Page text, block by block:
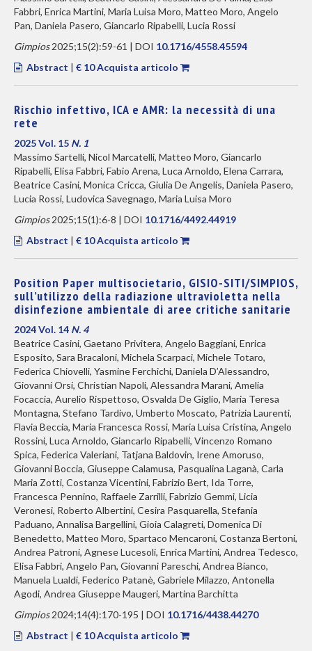
Fabbri, Enrica Martini, Maria Luisa Moro, Matteo Moro, Angelo
Pan, Daniela Pasero, Giancarlo Ripabelli, Lucia Rossi
Gimpios2025;15(2):59-61 | DOI 10.1716/4558.45594
Abstract | € 10 Acquista articolo
Rischio infettivo, ICA e AMR: la necessità di una
rete
2025 Vol. 15 N. 1
Massimo Sartelli, Nicol Marcatelli, Matteo Moro, Giancarlo
Ripabelli, Elisa Fabbri, Fabio Arena, Luca Arnoldo, Elena Carrara,
Beatrice Casini, Monica Cricca, Giulia De Angelis, Daniela Pasero,
Lucia Rossi, Ludovica Savegnago, Maria Luisa Moro
Gimpios2025;15(1):6-8 | DOI 10.1716/4492.44919
Abstract | € 10 Acquista articolo
Position Paper multisocietario, GISIO-SITI/SIMPIOS,
sull’utilizzo della radiazione ultravioletta nella
disinfezione ambientale di aree critiche sanitarie
2024 Vol. 14 N. 4
Beatrice Casini, Gaetano Privitera, Angelo Baggiani, Enrica
Esposito, Sara Bracaloni, Michela Scarpaci, Michele Totaro,
Federica Chiovelli, Yasmine Ferchichi, Daniela D’Alessandro,
Giovanni Orsi, Christian Napoli, Alessandra Marani, Amelia
Focaccia, Aurelio Rispettoso, Osvalda De Giglio, Maria Teresa
Montagna, Stefano Tardivo, Umberto Moscato, Patrizia Laurenti,
Flavia Beccia, Maria Francesca Rossi, Maria Luisa Cristina, Angelo
Rossini, Luca Arnoldo, Giancarlo Ripabelli, Vincenzo Romano
Spica, Federica Valeriani, Tatjana Baldovin, Irene Amoruso,
Giovanni Boccia, Giuseppe Calamusa, Pasqualina Laganà, Carla
Maria Zotti, Costanza Vicentini, Fabrizio Bert, Ida Torre,
Francesca Pennino, Raffaele Zarrilli, Fabrizio Gemmi, Licia
Veronesi, Roberto Albertini, Cesira Pasquarella, Stefania
Paduano, Annalisa Bargellini, Gioia Calagreti, Domenica Di
Benedetto, Matteo Moro, Spartaco Mencaroni, Costanza Bertoni,
Andrea Patroni, Agnese Lucesoli, Enrica Martini, Andrea Tedesco,
Elisa Fabbri, Angelo Pan, Giovanni Pareschi, Andrea Bianco,
Manuela Lualdi, Federico Patanè, Gabriele Milazzo, Antonella
Agodi, Andrea Giuseppe Maugeri, Martina Barchitta
Gimpios2024;14(4):170-195 | DOI 10.1716/4438.44270
Abstract | € 10 Acquista articolo